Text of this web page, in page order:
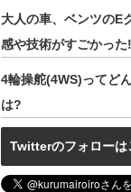
大人の車、ベンツのE
感や技術がすごかった!
4輪操舵(4WS)ってど
は?
Twitterのフォローは